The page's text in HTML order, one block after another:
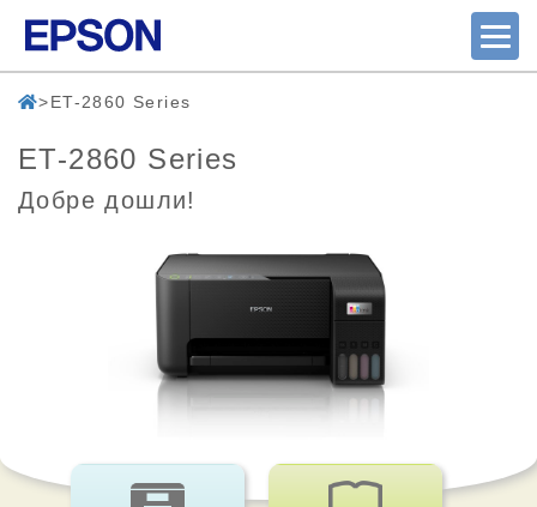
ET-2860 Series
ET-2860 Series
Добре дошли!